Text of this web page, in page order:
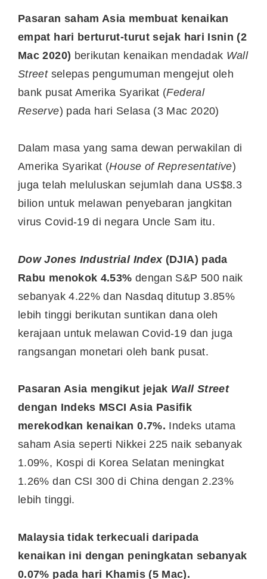
Pasaran saham Asia membuat kenaikan
empat hari berturut-turut sejak hari Isnin (2
Mac 2020) berikutan kenaikan mendadak Wall
Streetselepas pengumuman mengejut oleh
bank pusat Amerika Syarikat (Federal
Reserve) pada hari Selasa (3 Mac 2020)
Dalam masa yang sama dewan perwakilan di
Amerika Syarikat (House of Representative)
juga telah meluluskan sejumlah dana US$8.3
bilion untuk melawan penyebaran jangkitan
virus Covid-19 di negara Uncle Sam itu.
Dow Jones Industrial Index(DJIA) pada
Rabu menokok 4.53% dengan S&P 500 naik
sebanyak 4.22% dan Nasdaq ditutup 3.85%
lebih tinggi berikutan suntikan dana oleh
kerajaan untuk melawan Covid-19 dan juga
rangsangan monetari oleh bank pusat.
Pasaran Asia mengikut jejak Wall Street
dengan Indeks MSCI Asia Pasifik
merekodkan kenaikan 0.7%. Indeks utama
saham Asia seperti Nikkei 225 naik sebanyak
1.09%, Kospi di Korea Selatan meningkat
1.26% dan CSI 300 di China dengan 2.23%
lebih tinggi.
Malaysia tidak terkecuali daripada
kenaikan ini dengan peningkatan sebanyak
0.07% pada hari Khamis (5 Mac).